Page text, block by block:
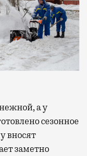
сезонное
вносят
заметно